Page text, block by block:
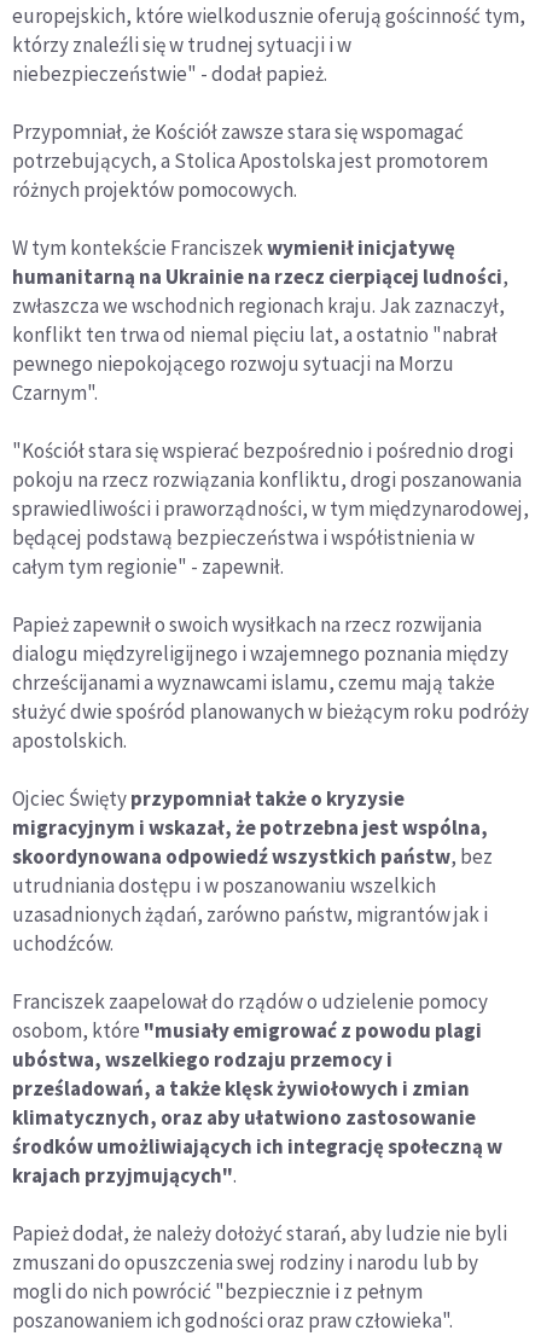
europejskich, które wielkodusznie oferują gościnność tym,
którzy znaleźli się w trudnej sytuacji i w
niebezpieczeństwie" - dodał papież.
Przypomniał, że Kościół zawsze stara się wspomagać
potrzebujących, a Stolica Apostolska jest promotorem
różnych projektów pomocowych.
W tym kontekście Franciszekwymienił inicjatywę
humanitarną na Ukrainie na rzecz cierpiącej ludności,
zwłaszcza we wschodnich regionach kraju. Jak zaznaczył,
konflikt ten trwa od niemal pięciu lat, a ostatnio "nabrał
pewnego niepokojącego rozwoju sytuacji na Morzu
Czarnym".
"Kościół stara się wspierać bezpośrednio i pośrednio drogi
pokoju na rzecz rozwiązania konfliktu, drogi poszanowania
sprawiedliwości i praworządności, w tym międzynarodowej,
będącej podstawą bezpieczeństwa i współistnienia w
całym tym regionie" - zapewnił.
Papież zapewnił o swoich wysiłkach na rzecz rozwijania
dialogu międzyreligijnego i wzajemnego poznania między
chrześcijanami a wyznawcami islamu, czemu mają także
służyć dwie spośród planowanych w bieżącym roku podróży
apostolskich.
Ojciec Świętyprzypomniał także o kryzysie
migracyjnym i wskazał, że potrzebna jest wspólna,
skoordynowana odpowiedź wszystkich państw, bez
utrudniania dostępu i w poszanowaniu wszelkich
uzasadnionych żądań, zarówno państw, migrantów jak i
uchodźców.
Franciszek zaapelował do rządów o udzielenie pomocy
osobom, które "musiały emigrować z powodu plagi
ubóstwa, wszelkiego rodzaju przemocy i
prześladowań, a także klęsk żywiołowych i zmian
klimatycznych, oraz aby ułatwiono zastosowanie
środków umożliwiających ich integrację społeczną w
krajach przyjmujących".
Papież dodał, że należy dołożyć starań, aby ludzie nie byli
zmuszani do opuszczenia swej rodziny i narodu lub by
mogli do nich powrócić "bezpiecznie i z pełnym
poszanowaniem ich godności oraz praw człowieka".